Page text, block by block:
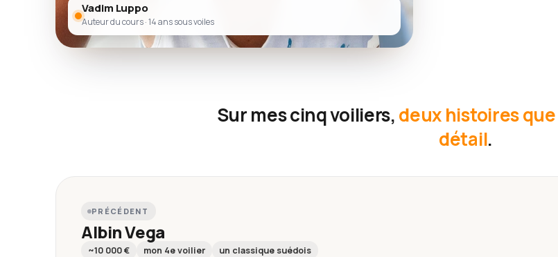
Vadim Luppo
Auteur du cours · 14 ans sous voiles
Sur mes cinq voiliers,deux histoires
détail.
PRÉCÉDENT
Albin Vega
~10 000 € mon 4e voilier un classique suédois